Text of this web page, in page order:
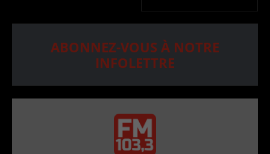
ABONNEZ-VOUS À NOTRE
INFOLETTRE